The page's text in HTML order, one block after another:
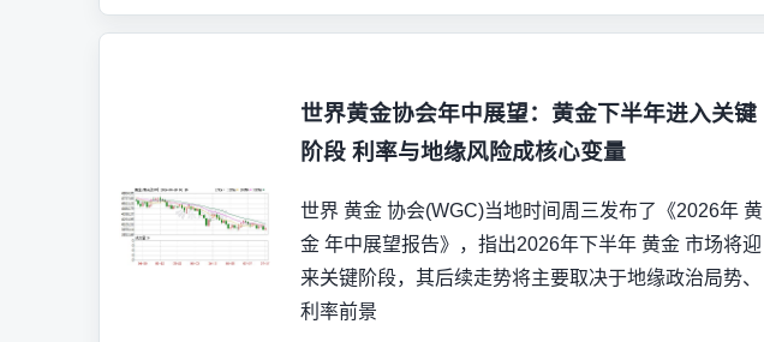
世界黄金协会年中展望：黄金下半年进入关键
阶段 利率与地缘风险成核心变量
世界 黄金 协会(WGC)当地时间周三发布了《2026年 黄
金 年中展望报告》，指出2026年下半年 黄金 市场将迎
来关键阶段，其后续走势将主要取决于地缘政治局势、
利率前景